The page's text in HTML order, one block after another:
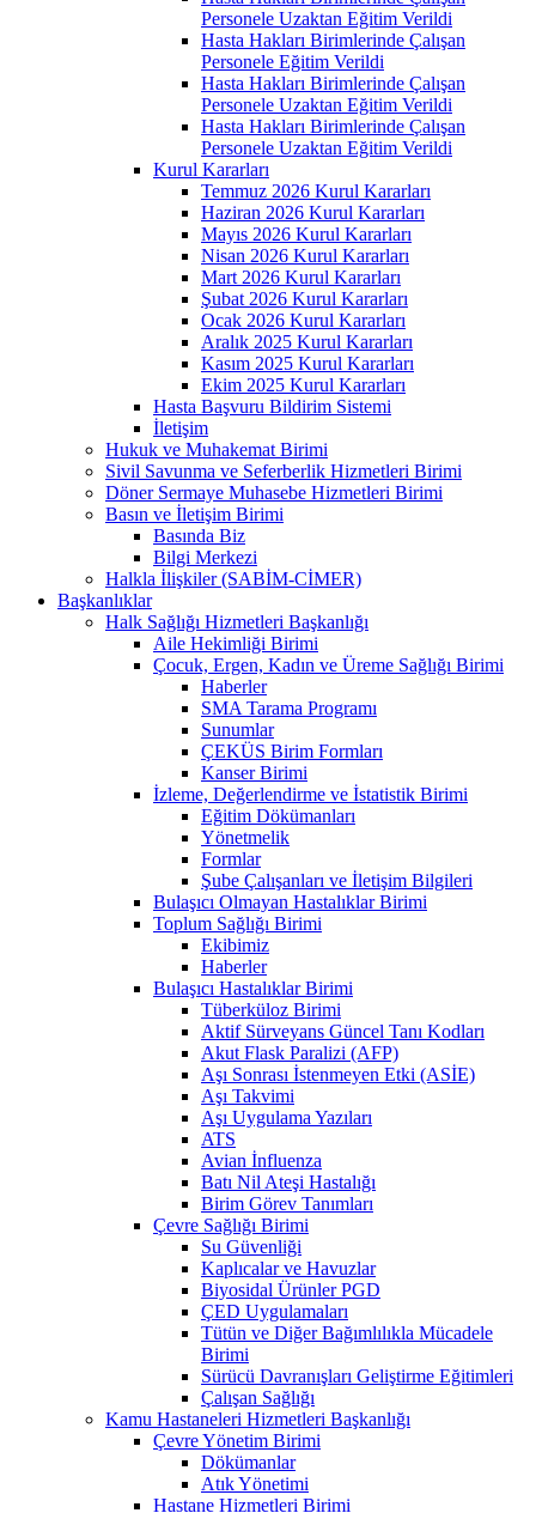
Personele Uzaktan Eğitim Verildi
Hasta Hakları Birimlerinde Çalışan
Personele Eğitim Verildi
Hasta Hakları Birimlerinde Çalışan
Personele Uzaktan Eğitim Verildi
Hasta Hakları Birimlerinde Çalışan
Personele Uzaktan Eğitim Verildi
Kurul Kararları
Temmuz 2026 Kurul Kararları
Haziran 2026 Kurul Kararları
Mayıs 2026 Kurul Kararları
Nisan 2026 Kurul Kararları
Mart 2026 Kurul Kararları
Şubat 2026 Kurul Kararları
Ocak 2026 Kurul Kararları
Aralık 2025 Kurul Kararları
Kasım 2025 Kurul Kararları
Ekim 2025 Kurul Kararları
Hasta Başvuru Bildirim Sistemi
İletişim
Hukuk ve Muhakemat Birimi
Sivil Savunma ve Seferberlik Hizmetleri Birimi
Döner Sermaye Muhasebe Hizmetleri Birimi
Basın ve İletişim Birimi
Basında Biz
Bilgi Merkezi
Halkla İlişkiler (SABİM-CİMER)
Başkanlıklar
Halk Sağlığı Hizmetleri Başkanlığı
Aile Hekimliği Birimi
Çocuk, Ergen, Kadın ve Üreme Sağlığı Birimi
Haberler
SMA Tarama Programı
Sunumlar
ÇEKÜS Birim Formları
Kanser Birimi
İzleme, Değerlendirme ve İstatistik Birimi
Eğitim Dökümanları
Yönetmelik
Formlar
Şube Çalışanları ve İletişim Bilgileri
Bulaşıcı Olmayan Hastalıklar Birimi
Toplum Sağlığı Birimi
Ekibimiz
Haberler
Bulaşıcı Hastalıklar Birimi
Tüberküloz Birimi
Aktif Sürveyans Güncel Tanı Kodları
Akut Flask Paralizi (AFP)
Aşı Sonrası İstenmeyen Etki (ASİE)
Aşı Takvimi
Aşı Uygulama Yazıları
ATS
Avian İnfluenza
Batı Nil Ateşi Hastalığı
Birim Görev Tanımları
Çevre Sağlığı Birimi
Su Güvenliği
Kaplıcalar ve Havuzlar
Biyosidal Ürünler PGD
ÇED Uygulamaları
Tütün ve Diğer Bağımlılıkla Mücadele
Birimi
Sürücü Davranışları Geliştirme Eğitimleri
Çalışan Sağlığı
Kamu Hastaneleri Hizmetleri Başkanlığı
Çevre Yönetim Birimi
Dökümanlar
Atık Yönetimi
Hastane Hizmetleri Birimi